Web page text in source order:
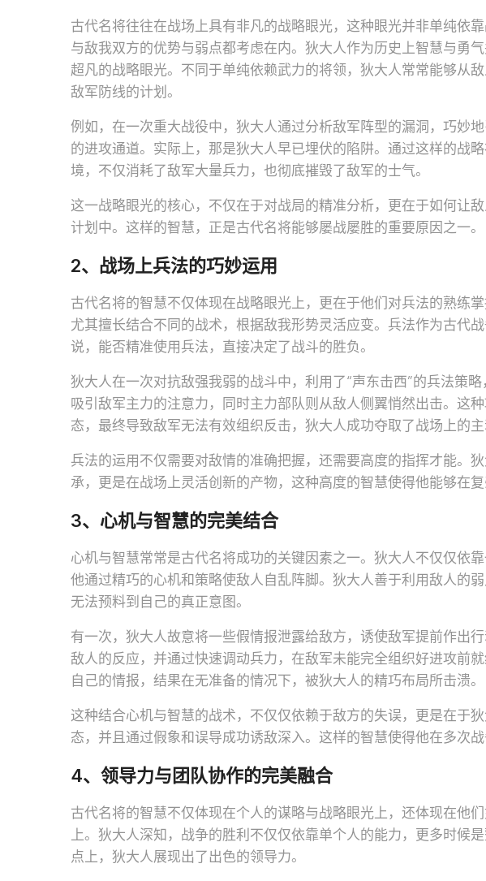
古代名将往往在战场上具有非凡的战略眼光，这种眼光并非单纯依
与敌我双方的优势与弱点都考虑在内。狄大人作为历史上智慧与勇
超凡的战略眼光。不同于单纯依赖武力的将领，狄大人常常能够从
敌军防线的计划。
例如，在一次重大战役中，狄大人通过分析敌军阵型的漏洞，巧妙
的进攻通道。实际上，那是狄大人早已埋伏的陷阱。通过这样的战
境，不仅消耗了敌军大量兵力，也彻底摧毁了敌军的士气。
这一战略眼光的核心，不仅在于对战局的精准分析，更在于如何让
计划中。这样的智慧，正是古代名将能够屡战屡胜的重要原因之一。
2、战场上兵法的巧妙运用
古代名将的智慧不仅体现在战略眼光上，更在于他们对兵法的熟练
尤其擅长结合不同的战术，根据敌我形势灵活应变。兵法作为古代
说，能否精准使用兵法，直接决定了战斗的胜负。
狄大人在一次对抗敌强我弱的战斗中，利用了“声东击西”的兵法策略
吸引敌军主力的注意力，同时主力部队则从敌人侧翼悄然出击。这
态，最终导致敌军无法有效组织反击，狄大人成功夺取了战场上的主
兵法的运用不仅需要对敌情的准确把握，还需要高度的指挥才能。
承，更是在战场上灵活创新的产物，这种高度的智慧使得他能够在复
3、心机与智慧的完美结合
心机与智慧常常是古代名将成功的关键因素之一。狄大人不仅仅依
他通过精巧的心机和策略使敌人自乱阵脚。狄大人善于利用敌人的
无法预料到自己的真正意图。
有一次，狄大人故意将一些假情报泄露给敌方，诱使敌军提前作出
敌人的反应，并通过快速调动兵力，在敌军未能完全组织好进攻前
自己的情报，结果在无准备的情况下，被狄大人的精巧布局所击溃。
这种结合心机与智慧的战术，不仅仅依赖于敌方的失误，更是在于
态，并且通过假象和误导成功诱敌深入。这样的智慧使得他在多次战
4、领导力与团队协作的完美融合
古代名将的智慧不仅体现在个人的谋略与战略眼光上，还体现在他
上。狄大人深知，战争的胜利不仅仅依靠单个人的能力，更多时候
点上，狄大人展现出了出色的领导力。